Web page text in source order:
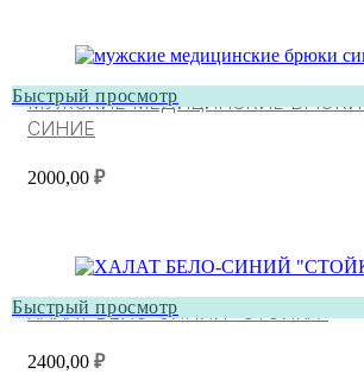
Быстрый просмотр
МУЖСКИЕ МЕДИЦИНСКИЕ БРЮКИ
СИНИЕ
2000,00 ₽
Быстрый просмотр
ХАЛАТ БЕЛО-СИНИЙ “СТОЙКА”
2400,00 ₽